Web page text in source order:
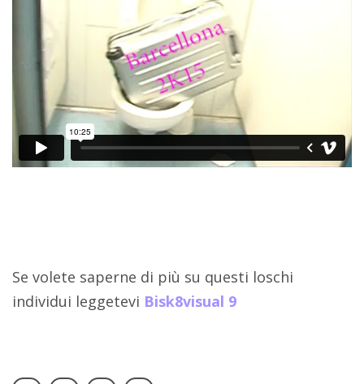
Se volete saperne di più su questi loschi
individui leggetevi Bisk8visual 9